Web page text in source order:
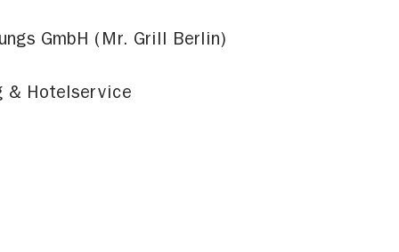
GmbH (Mr. Grill Berlin)
& Hotelservice